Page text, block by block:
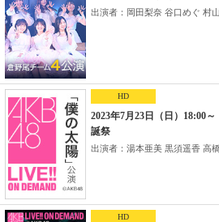
出演者：岡田梨奈 谷口めぐ 村山
HD
2023年7月23日（日）18:00
誕祭
出演者：湯本亜美 黒須遥香 高橋
HD